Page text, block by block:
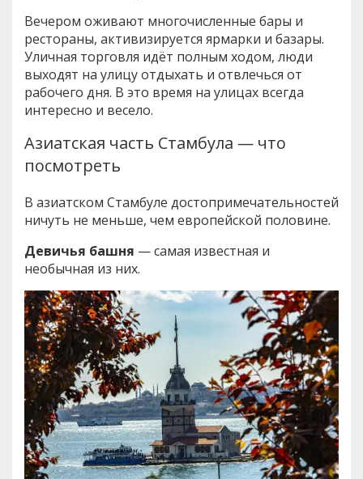
Вечером оживают многочисленные бары и
рестораны, активизируется ярмарки и базары.
Уличная торговля идёт полным ходом, люди
выходят на улицу отдыхать и отвлечься от
рабочего дня. В это время на улицах всегда
интересно и весело.
Азиатская часть Стамбула — что
посмотреть
В азиатском Стамбуле достопримечательностей
ничуть не меньше, чем европейской половине.
Девичья башня — самая известная и
необычная из них.